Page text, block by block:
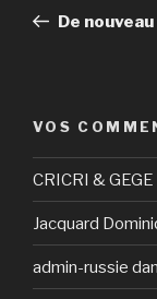
l’article
précédent
De
VOS
CRICRI & GEGE
Jacquard
admin-russie